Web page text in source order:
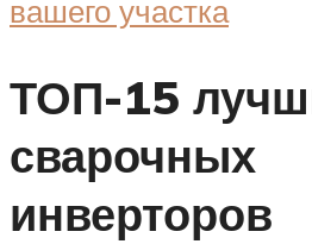
ТОП-15
сварочных
инверторов